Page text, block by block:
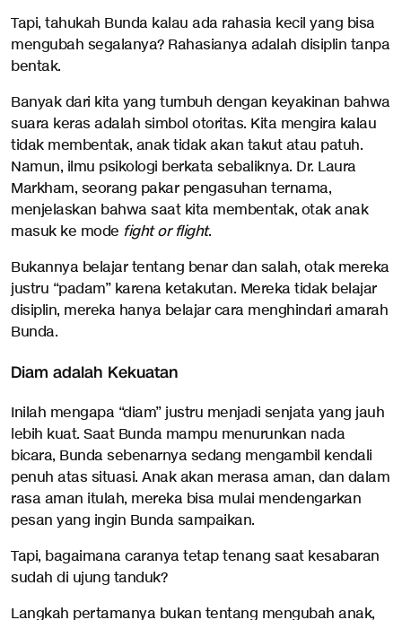
Tapi, tahukah Bunda kalau ada rahasia kecil yang bisa
mengubah segalanya? Rahasianya adalah disiplin tanpa
bentak.
Banyak dari kita yang tumbuh dengan keyakinan bahwa
suara keras adalah simbol otoritas. Kita mengira kalau
tidak membentak, anak tidak akan takut atau patuh.
Namun, ilmu psikologi berkata sebaliknya. Dr. Laura
Markham, seorang pakar pengasuhan ternama,
menjelaskan bahwa saat kita membentak, otak anak
masuk ke mode fight or flight.
Bukannya belajar tentang benar dan salah, otak mereka
justru “padam” karena ketakutan. Mereka tidak belajar
disiplin, mereka hanya belajar cara menghindari amarah
Bunda.
Diam adalah Kekuatan
Inilah mengapa “diam” justru menjadi senjata yang jauh
lebih kuat. Saat Bunda mampu menurunkan nada
bicara, Bunda sebenarnya sedang mengambil kendali
penuh atas situasi. Anak akan merasa aman, dan dalam
rasa aman itulah, mereka bisa mulai mendengarkan
pesan yang ingin Bunda sampaikan.
Tapi, bagaimana caranya tetap tenang saat kesabaran
sudah di ujung tanduk?
Langkah pertamanya bukan tentang mengubah anak,